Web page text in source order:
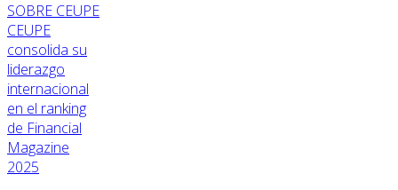
SOBRE CEUPE
CEUPE
consolida su
liderazgo
internacional
en el ranking
de Financial
Magazine
2025